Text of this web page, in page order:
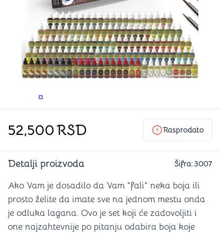
PROMENITE UGAO GLEDANJA
PROMENITE UGAO GLEDANJA
52,500RSD Rasprodato
Detalji proizvoda Šifra:3007
Ako Vam je dosadilo da Vam "fali" neka boja ili
prosto želite da imate sve na jednom mestu onda
je odluka lagana. Ovo je set koji će zadovoljiti i
one najzahtevnije po pitanju odabira boja koje